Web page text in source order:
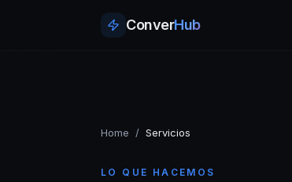
ConverHub
Home / Servicios
LO QUE HACEMOS